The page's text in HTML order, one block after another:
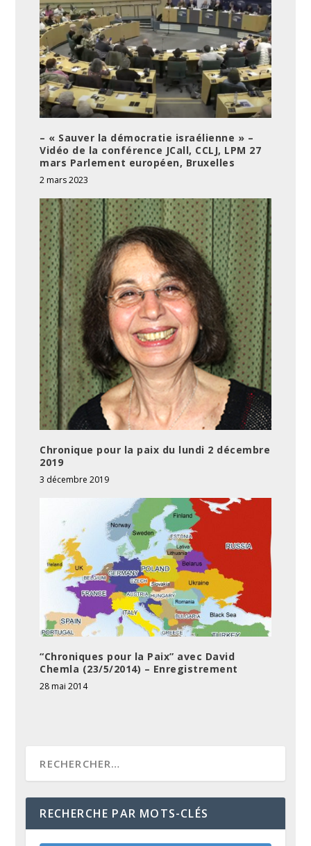
– « Sauver la démocratie israélienne » –
Vidéo de la conférence JCall, CCLJ, LPM 27
mars Parlement européen, Bruxelles
2 mars 2023
Chronique pour la paix du lundi 2 décembre
2019
3 décembre 2019
“Chroniques pour la Paix” avec David
Chemla (23/5/2014) – Enregistrement
28 mai 2014
RECHERCHE PAR MOTS-CLÉS